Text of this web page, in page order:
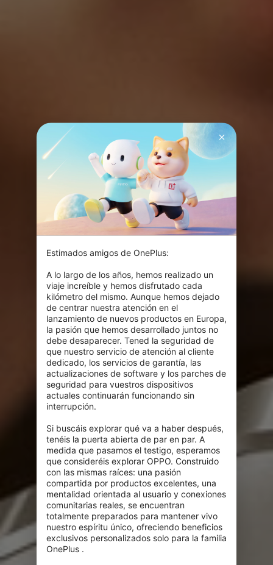
Estimados amigos de OnePlus:
A lo largo de los años, hemos realizado un
viaje increíble y hemos disfrutado cada
kilómetro del mismo. Aunque hemos dejado
de centrar nuestra atención en el
lanzamiento de nuevos productos en Europa,
la pasión que hemos desarrollado juntos no
debe desaparecer. Tened la seguridad de
que nuestro servicio de atención al cliente
dedicado, los servicios de garantía, las
actualizaciones de software y los parches de
seguridad para vuestros dispositivos
actuales continuarán funcionando sin
interrupción.
Si buscáis explorar qué va a haber después,
tenéis la puerta abierta de par en par. A
medida que pasamos el testigo, esperamos
que consideréis explorar OPPO. Construido
con las mismas raíces: una pasión
compartida por productos excelentes, una
mentalidad orientada al usuario y conexiones
comunitarias reales, se encuentran
totalmente preparados para mantener vivo
nuestro espíritu único, ofreciendo beneficios
exclusivos personalizados solo para la familia
OnePlus .